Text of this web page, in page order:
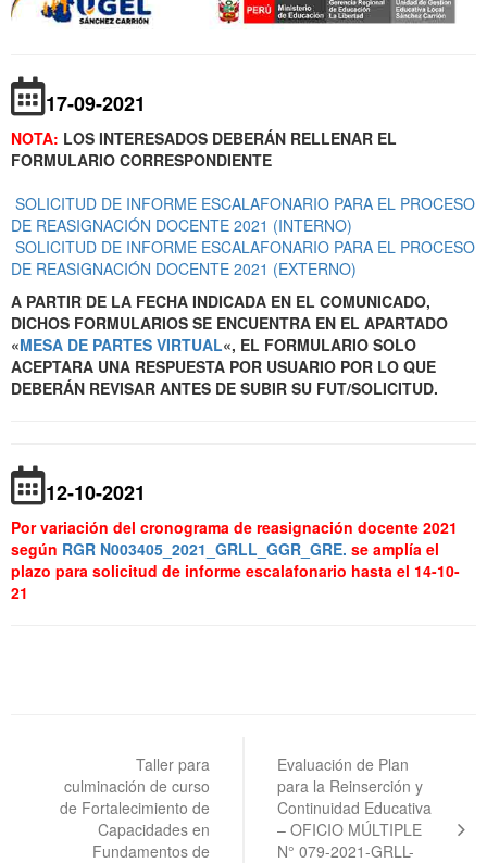
17-09-2021
NOTA: LOS INTERESADOS DEBERÁN RELLENAR EL
FORMULARIO CORRESPONDIENTE
SOLICITUD DE INFORME ESCALAFONARIO PARA EL PROCESO
DE REASIGNACIÓN DOCENTE 2021 (INTERNO)
SOLICITUD DE INFORME ESCALAFONARIO PARA EL PROCESO
DE REASIGNACIÓN DOCENTE 2021 (EXTERNO)
A PARTIR DE LA FECHA INDICADA EN EL COMUNICADO,
DICHOS FORMULARIOS SE ENCUENTRA EN EL APARTADO
«MESA DE PARTES VIRTUAL«, EL FORMULARIO SOLO
ACEPTARA UNA RESPUESTA POR USUARIO POR LO QUE
DEBERÁN REVISAR ANTES DE SUBIR SU FUT/SOLICITUD.
12-10-2021
Por variación del cronograma de reasignación docente 2021
según RGR N003405_2021_GRLL_GGR_GRE. se amplía el
plazo para solicitud de informe escalafonario hasta el 14-10-
21
entradas
Taller para
culminación de curso
de Fortalecimiento de
Capacidades en
Fundamentos de
Evaluación de Plan
para la Reinserción y
Continuidad Educativa
– OFICIO MÚLTIPLE
N° 079-2021-GRLL-